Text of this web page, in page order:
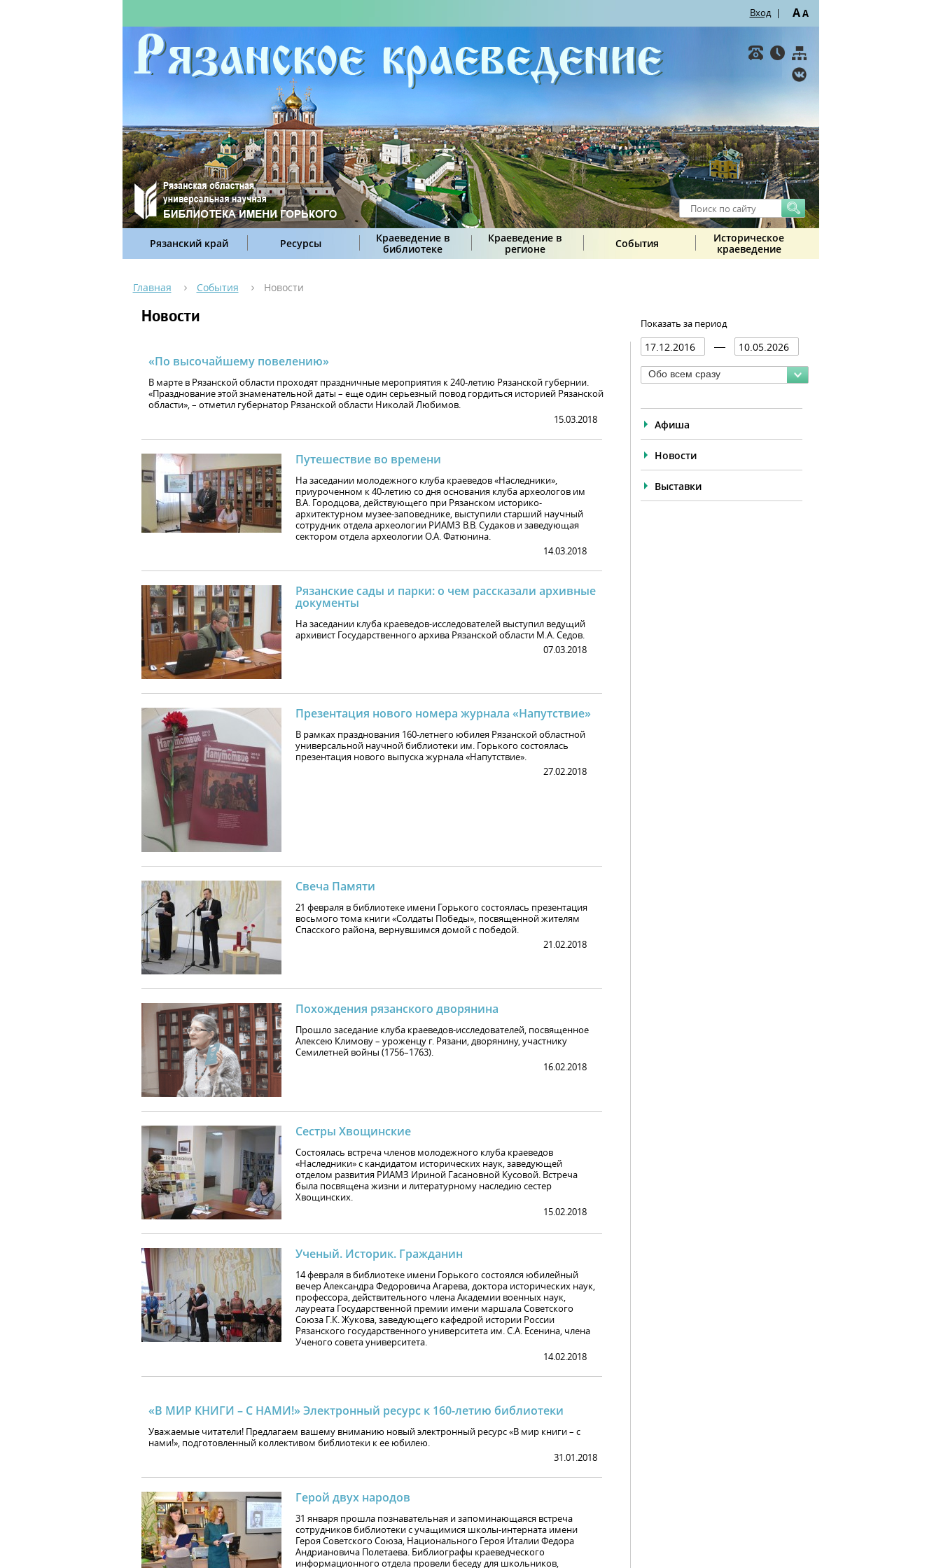
Вход | AA
Рязанский край Ресурсы
Краеведение в
библиотеке
Краеведение в
регионе
События
Историческое
краеведение
Главная События Новости
Новости
«По высочайшему повелению»
В марте в Рязанской области проходят праздничные мероприятия к 240-летию Рязанской губернии.
«Празднование этой знаменательной даты – еще один серьезный повод гордиться историей Рязанской
области», – отметил губернатор Рязанской области Николай Любимов.
15.03.2018
Путешествие во времени
На заседании молодежного клуба краеведов «Наследники»,
приуроченном к 40-летию со дня основания клуба археологов им
В.А. Городцова, действующего при Рязанском историко-
архитектурном музее-заповеднике, выступили старший научный
сотрудник отдела археологии РИАМЗ В.В. Судаков и заведующая
сектором отдела археологии О.А. Фатюнина.
14.03.2018
Рязанские сады и парки: о чем рассказали архивные
документы
На заседании клуба краеведов-исследователей выступил ведущий
архивист Государственного архива Рязанской области М.А. Седов.
07.03.2018
Презентация нового номера журнала «Напутствие»
В рамках празднования 160-летнего юбилея Рязанской областной
универсальной научной библиотеки им. Горького состоялась
презентация нового выпуска журнала «Напутствие».
27.02.2018
Свеча Памяти
21 февраля в библиотеке имени Горького состоялась презентация
восьмого тома книги «Солдаты Победы», посвященной жителям
Спасского района, вернувшимся домой с победой.
21.02.2018
Похождения рязанского дворянина
Прошло заседание клуба краеведов-исследователей, посвященное
Алексею Климову – уроженцу г. Рязани, дворянину, участнику
Семилетней войны (1756–1763).
16.02.2018
Сестры Хвощинские
Состоялась встреча членов молодежного клуба краеведов
«Наследники» с кандидатом исторических наук, заведующей
отделом развития РИАМЗ Ириной Гасановной Кусовой. Встреча
была посвящена жизни и литературному наследию сестер
Хвощинских.
15.02.2018
Ученый. Историк. Гражданин
14 февраля в библиотеке имени Горького состоялся юбилейный
вечер Александра Федоровича Агарева, доктора исторических наук,
профессора, действительного члена Академии военных наук,
лауреата Государственной премии имени маршала Советского
Союза Г.К. Жукова, заведующего кафедрой истории России
Рязанского государственного университета им. С.А. Есенина, члена
Ученого совета университета.
14.02.2018
«В МИР КНИГИ – С НАМИ!» Электронный ресурс к 160-летию библиотеки
Уважаемые читатели! Предлагаем вашему вниманию новый электронный ресурс «В мир книги – с
нами!», подготовленный коллективом библиотеки к ее юбилею.
31.01.2018
Герой двух народов
31 января прошла познавательная и запоминающаяся встреча
сотрудников библиотеки с учащимися школы-интерната имени
Героя Советского Союза, Национального Героя Италии Федора
Андриановича Полетаева. Библиографы краеведческого
информационного отдела провели беседу для школьников,
Показать за период
Обо всем сразу
Афиша
Новости
Выставки